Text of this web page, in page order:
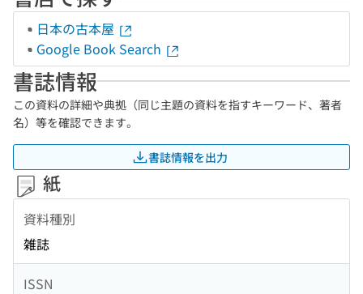
日本の古本屋
Google Book Search
書誌情報
この資料の詳細や典拠（同じ主題の資料を指すキーワード、著者
名）等を確認できます。
書誌情報を出力
紙
資料種別
雑誌
ISSN